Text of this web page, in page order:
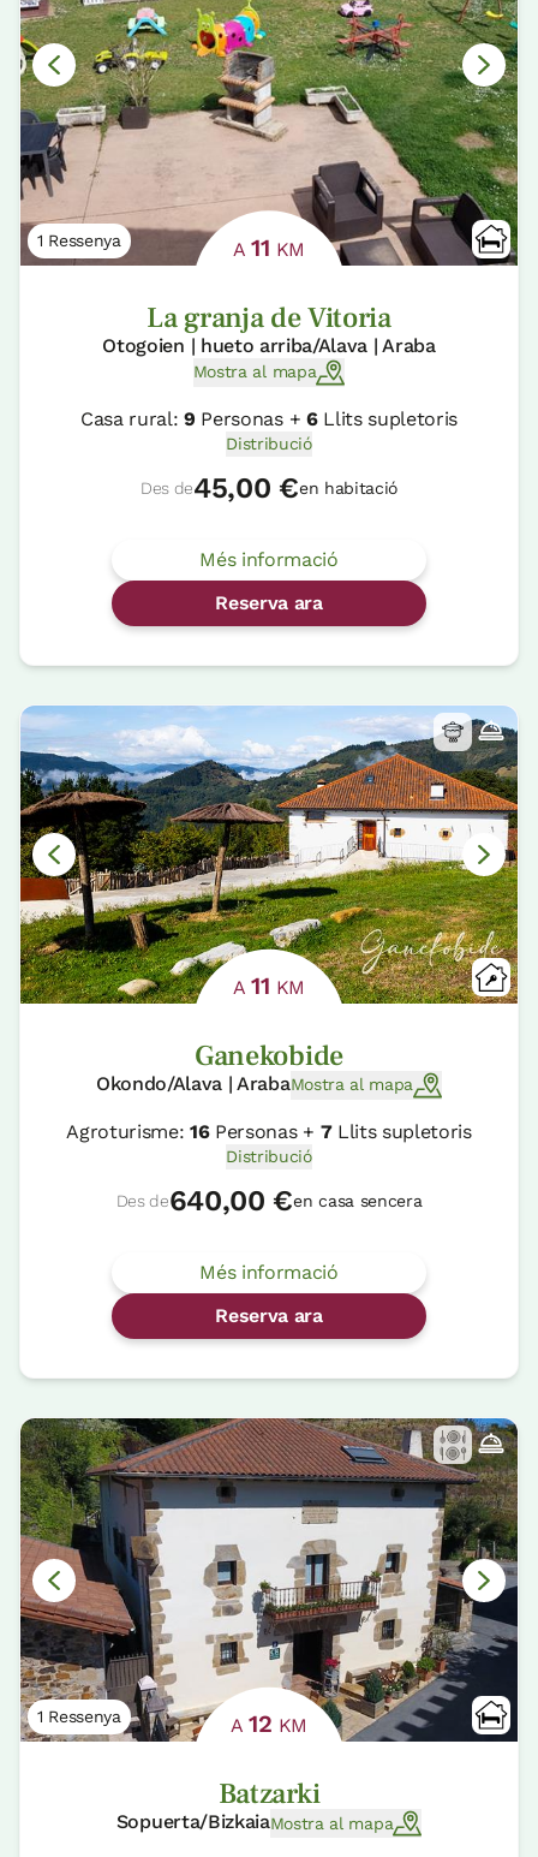
1 Ressenya A11 KM
La granja de Vitoria
Otogoien | hueto arriba/Alava | Araba
Mostra al mapa
Casa rural:9 Personas + 6Llits supletoris
Distribució
Des de45,00 €en habitació
Més informació
Reserva ara
A11 KM
Ganekobide
Okondo/Alava | ArabaMostra al mapa
Agroturisme:16Personas + 7Llits supletoris
Distribució
Des de640,00 €en casa sencera
Més informació
Reserva ara
1 Ressenya A12 KM
Batzarki
Sopuerta/BizkaiaMostra al mapa